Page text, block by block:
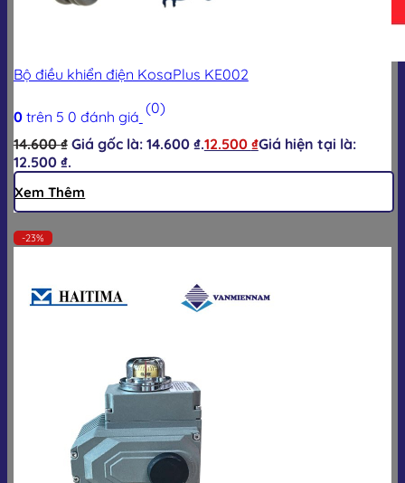
Giỏ hàng
Bộ điều khiển điện KosaPlus KE002
0trên 5 0 đánh giá (0)
14.600₫ Giá gốc là: 14.600 ₫.12.500 ₫Giá hiện tại là:
12.500 ₫.
Xem Thêm
-23%